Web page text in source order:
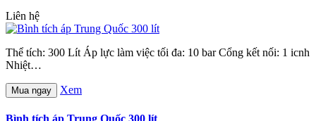
Liên hệ
Thể tích: 300 Lít Áp lực làm việc tối đa: 10 bar Cổng kết nối: 1 icnh
Nhiệt…
Mua ngay Xem